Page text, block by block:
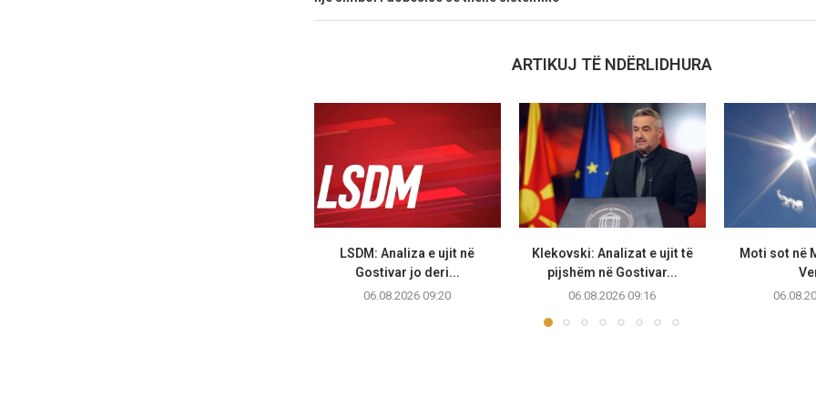
ARTIKUJ TË NDËRLIDHURA
LSDM: Analiza e ujit në
Gostivar jo deri...
06.08.2026 09:20
Klekovski: Analizat e ujit të
pijshëm në Gostivar...
06.08.2026 09:16
Moti sot në